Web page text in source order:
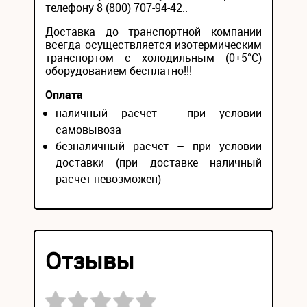
телефону 8 (800) 707-94-42..
Доставка до транспортной компании
всегда осуществляется изотермическим
транспортом с холодильным (0+5°С)
оборудованием бесплатно!!!
Оплата
наличный расчёт - при условии
самовывоза
безналичный расчёт – при условии
доставки (при доставке наличный
расчет невозможен)
Отзывы